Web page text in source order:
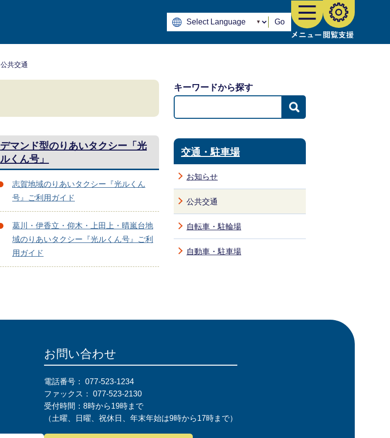
Go
公共交通
デマンド型のりあいタクシー「光
ルくん号」
志賀地域のりあいタクシー『光ルくん
号』ご利用ガイド
葛川・伊香立・仰木・上田上・晴嵐台地
域のりあいタクシー『光ルくん号』ご利
用ガイド
キーワードから探す
交通・駐車場
お知らせ
公共交通
自転車・駐輪場
自動車・駐車場
お問い合わせ
電話番号： 077-523-1234
ファックス： 077-523-2130
受付時間：8時から19時まで
（土曜、日曜、祝休日、年末年始は9時から17時まで）